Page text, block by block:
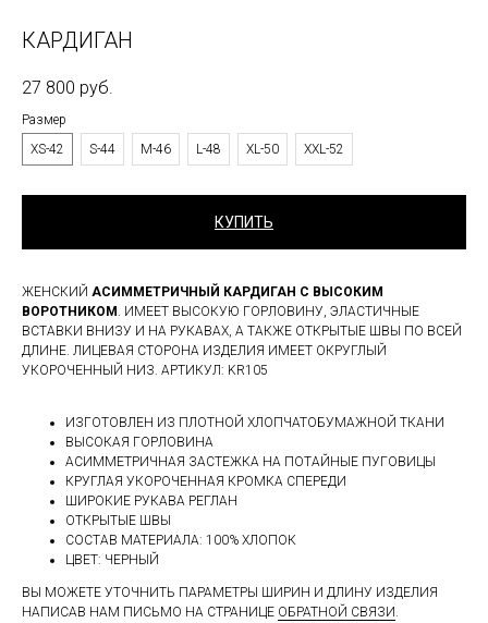
КАРДИГАН
27 800 руб.
Размер
XS-42
S-44 M-46 L-48 XL-50 XXL-52
КУПИТЬ
ЖЕНСКИЙ АСИММЕТРИЧНЫЙ КАРДИГАН С ВЫСОКИМ
ВОРОТНИКОМ . ИМЕЕТ ВЫСОКУЮ ГОРЛОВИНУ, ЭЛАСТИЧНЫЕ
ВСТАВКИ ВНИЗУ И НА РУКАВАХ, А ТАКЖЕ ОТКРЫТЫЕ ШВЫ ПО ВСЕЙ
ДЛИНЕ. ЛИЦЕВАЯ СТОРОНА ИЗДЕЛИЯ ИМЕЕТ ОКРУГЛЫЙ
УКОРОЧЕННЫЙ НИЗ. АРТИКУЛ: KR105
ИЗГОТОВЛЕН ИЗ ПЛОТНОЙ ХЛОПЧАТОБУМАЖНОЙ ТКАНИ
ВЫСОКАЯ ГОРЛОВИНА
АСИММЕТРИЧНАЯ ЗАСТЕЖКА НА ПОТАЙНЫЕ ПУГОВИЦЫ
КРУГЛАЯ УКОРОЧЕННАЯ КРОМКА СПЕРЕДИ
ШИРОКИЕ РУКАВА РЕГЛАН
ОТКРЫТЫЕ ШВЫ
СОСТАВ МАТЕРИАЛА: 100% ХЛОПОК
ЦВЕТ: ЧЕРНЫЙ
ВЫ МОЖЕТЕ УТОЧНИТЬ ПАРАМЕТРЫ ШИРИН И ДЛИНУ ИЗДЕЛИЯ
НАПИСАВ НАМ ПИСЬМО НА СТРАНИЦЕ ОБРАТНОЙ СВЯЗИ.